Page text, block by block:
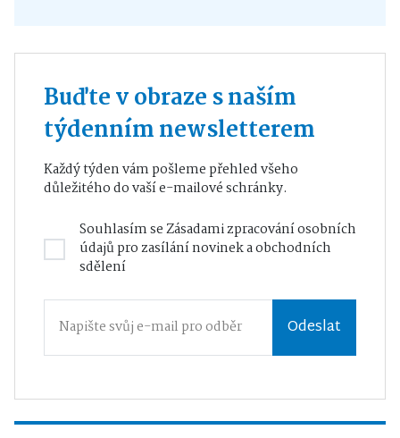
Buďte v obraze s naším
týdenním newsletterem
Každý týden vám pošleme přehled všeho
důležitého do vaší e-mailové schránky.
Souhlasím seZásadami zpracování osobních
údajůpro zasílání novinek a obchodních
sdělení
Odeslat